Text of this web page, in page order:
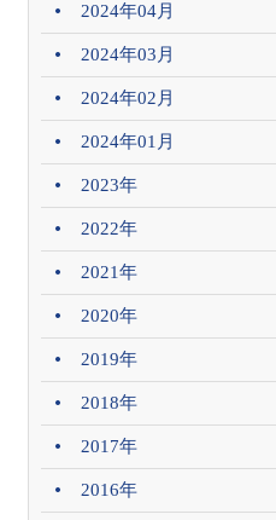
2024年04月
2024年03月
2024年02月
2024年01月
2023年
2022年
2021年
2020年
2019年
2018年
2017年
2016年